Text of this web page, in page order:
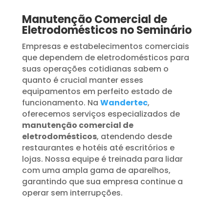
Manutenção Comercial de
Eletrodomésticos no Seminário
Empresas e estabelecimentos comerciais
que dependem de eletrodomésticos para
suas operações cotidianas sabem o
quanto é crucial manter esses
equipamentos em perfeito estado de
funcionamento. Na Wandertec,
oferecemos serviços especializados de
manutenção comercial de
eletrodomésticos, atendendo desde
restaurantes e hotéis até escritórios e
lojas. Nossa equipe é treinada para lidar
com uma ampla gama de aparelhos,
garantindo que sua empresa continue a
operar sem interrupções.